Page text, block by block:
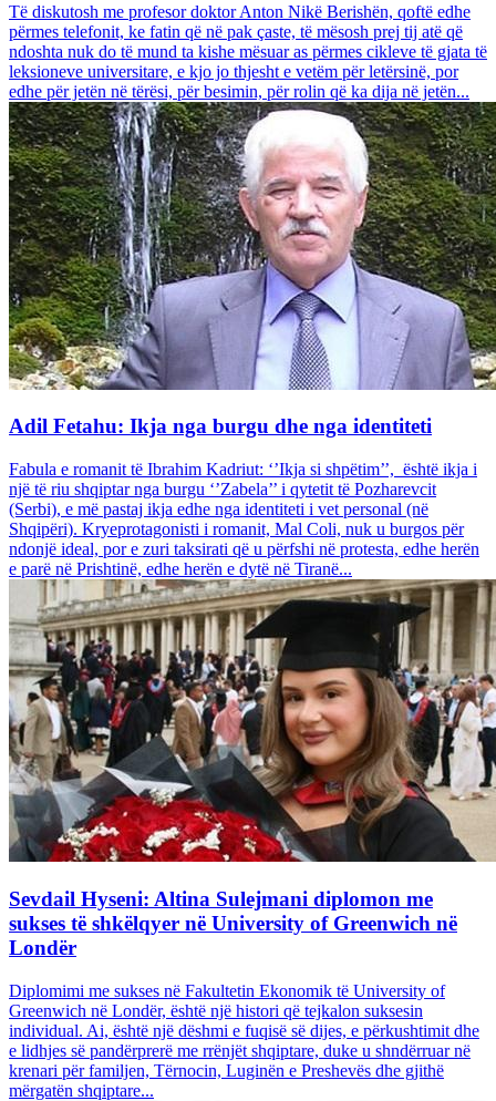
Të diskutosh me profesor doktor Anton Nikë Berishën, qoftë edhe
përmes telefonit, ke fatin që në pak çaste, të mësosh prej tij atë që
ndoshta nuk do të mund ta kishe mësuar as përmes cikleve të gjata të
leksioneve universitare, e kjo jo thjesht e vetëm për letërsinë, por
edhe për jetën në tërësi, për besimin, për rolin që ka dija në jetën...
Adil Fetahu: Ikja nga burgu dhe nga identiteti
Fabula e romanit të Ibrahim Kadriut: ‘’Ikja si shpëtim’’, është ikja i
një të riu shqiptar nga burgu ‘’Zabela’’ i qytetit të Pozharevcit
(Serbi), e më pastaj ikja edhe nga identiteti i vet personal (në
Shqipëri). Kryeprotagonisti i romanit, Mal Coli, nuk u burgos për
ndonjë ideal, por e zuri taksirati që u përfshi në protesta, edhe herën
e parë në Prishtinë, edhe herën e dytë në Tiranë...
Sevdail Hyseni: Altina Sulejmani diplomon me
sukses të shkëlqyer në University of Greenwich në
Londër
Diplomimi me sukses në Fakultetin Ekonomik të University of
Greenwich në Londër, është një histori që tejkalon suksesin
individual. Ai, është një dëshmi e fuqisë së dijes, e përkushtimit dhe
e lidhjes së pandërprerë me rrënjët shqiptare, duke u shndërruar në
krenari për familjen, Tërnocin, Luginën e Preshevës dhe gjithë
mërgatën shqiptare...